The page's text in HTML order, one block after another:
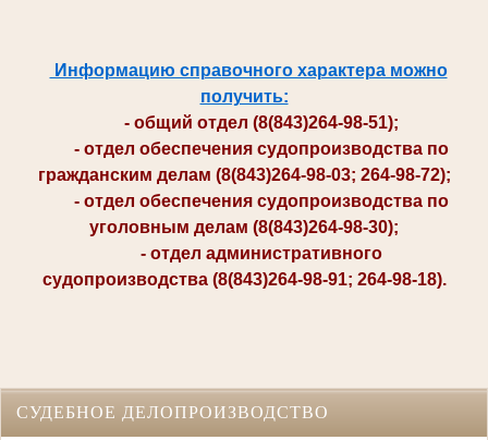
Информацию справочного характера можно
получить:
- общий отдел (8(843)264-98-51);
- отдел обеспечения судопроизводства по
гражданским делам (8(843)264-98-03; 264-98-72);
- отдел обеспечения судопроизводства по
уголовным делам (8(843)264-98-30);
- отдел административного
судопроизводства (8(843)264-98-91; 264-98-18).
СУДЕБНОЕ ДЕЛОПРОИЗВОДСТВО